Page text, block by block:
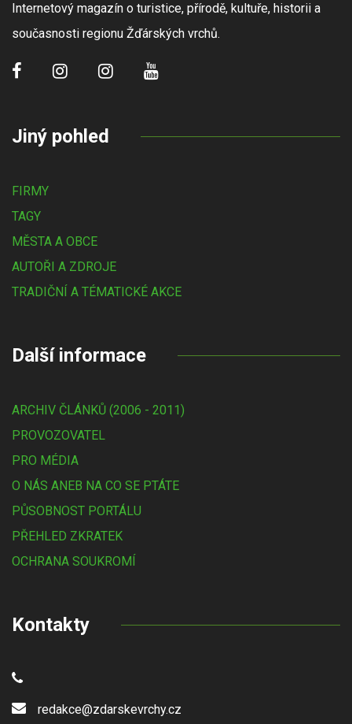
Internetový magazín o turistice, přírodě, kultuře, historii a
současnosti regionu Žďárských vrchů.
Jiný pohled
FIRMY
TAGY
MĚSTA A OBCE
AUTOŘI A ZDROJE
TRADIČNÍ A TÉMATICKÉ AKCE
Další informace
ARCHIV ČLÁNKŮ (2006 - 2011)
PROVOZOVATEL
PRO MÉDIA
O NÁS ANEB NA CO SE PTÁTE
PŮSOBNOST PORTÁLU
PŘEHLED ZKRATEK
OCHRANA SOUKROMÍ
Kontakty
redakce@zdarskevrchy.cz